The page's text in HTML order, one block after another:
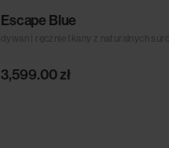
Escape Blue
dywan | ręcznie tkany z naturalnych
3,599.00zł